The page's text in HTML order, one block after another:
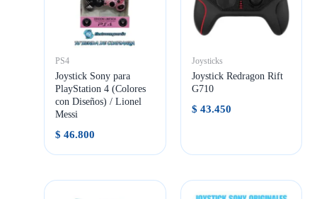
PS4
Joystick Sony para
PlayStation 4 (Colores
con Diseños) / Lionel
Messi
$ 46.800
Joysticks
Joystick Redragon Rift
G710
$ 43.450